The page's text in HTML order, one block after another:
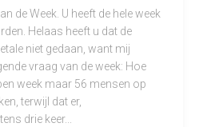
de Week. U heeft de hele week
Helaas heeft u dat de
niet gedaan, want mij
vraag van de week: Hoe
week maar 56 mensen op
terwijl dat er,
drie keer...